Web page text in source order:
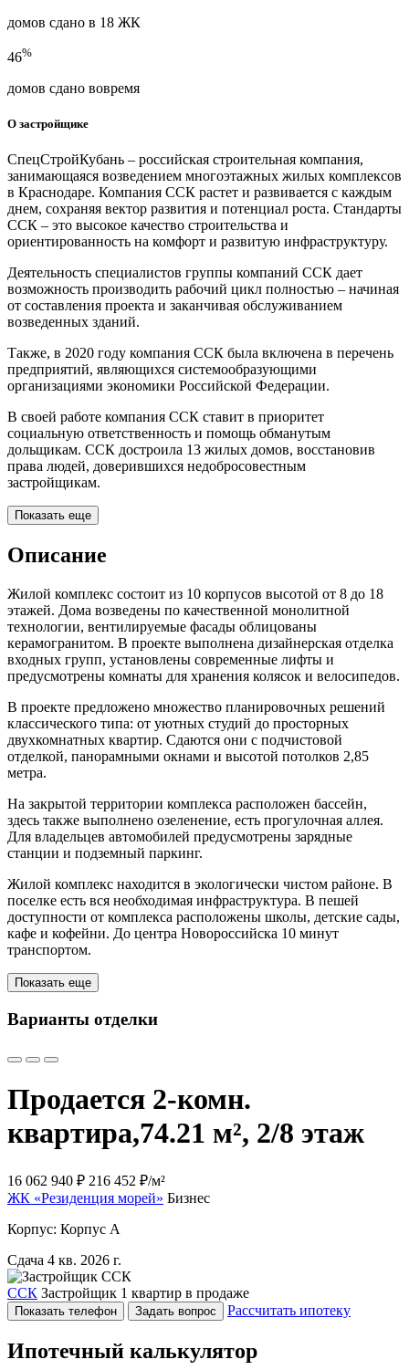
домов сдано в 18 ЖК
46%
домов сдано вовремя
О застройщике
СпецСтройКубань – российская строительная компания,
занимающаяся возведением многоэтажных жилых комплексов
в Краснодаре. Компания ССК растет и развивается с каждым
днем, сохраняя вектор развития и потенциал роста. Стандарты
ССК – это высокое качество строительства и
ориентированность на комфорт и развитую инфраструктуру.
Деятельность специалистов группы компаний ССК дает
возможность производить рабочий цикл полностью – начиная
от составления проекта и заканчивая обслуживанием
возведенных зданий.
Также, в 2020 году компания ССК была включена в перечень
предприятий, являющихся системообразующими
организациями экономики Российской Федерации.
В своей работе компания ССК ставит в приоритет
социальную ответственность и помощь обманутым
дольщикам. ССК достроила 13 жилых домов, восстановив
права людей, доверившихся недобросовестным
застройщикам.
Показать еще
Описание
Жилой комплекс состоит из 10 корпусов высотой от 8 до 18
этажей. Дома возведены по качественной монолитной
технологии, вентилируемые фасады облицованы
керамогранитом. В проекте выполнена дизайнерская отделка
входных групп, установлены современные лифты и
предусмотрены комнаты для хранения колясок и велосипедов.
В проекте предложено множество планировочных решений
классического типа: от уютных студий до просторных
двухкомнатных квартир. Сдаются они с подчистовой
отделкой, панорамными окнами и высотой потолков 2,85
метра.
На закрытой территории комплекса расположен бассейн,
здесь также выполнено озеленение, есть прогулочная аллея.
Для владельцев автомобилей предусмотрены зарядные
станции и подземный паркинг.
Жилой комплекс находится в экологически чистом районе. В
поселке есть вся необходимая инфраструктура. В пешей
доступности от комплекса расположены школы, детские сады,
кафе и кофейни. До центра Новороссийска 10 минут
транспортом.
Показать еще
Варианты отделки
Продается 2-комн.
квартира,74.21 м², 2/8 этаж
16 062 940 ₽ 216 452 ₽/м²
ЖК «Резиденция морей» Бизнес
Корпус: Корпус А
Сдача 4 кв. 2026 г.
ССК Застройщик 1 квартир в продаже
Показать телефон Задать вопрос Рассчитать ипотеку
Ипотечный калькулятор